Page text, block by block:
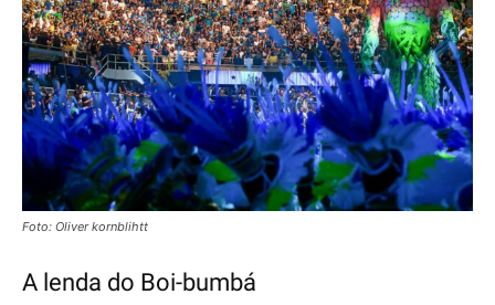
Foto: Oliver kornblihtt
A lenda do Boi-bumbá